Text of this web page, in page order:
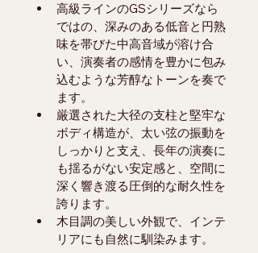
高級ラインのGSシリーズなら
ではの、深みのある低音と円熟
味を帯びた中高音域が溶け合
い、演奏者の感情を豊かに包み
込むような芳醇なトーンを奏で
ます。
厳選された大径の支柱と堅牢な
ボディ構造が、太い弦の振動を
しっかりと支え、長年の演奏に
も揺るがない安定感と、空間に
深く響き渡る圧倒的な耐久性を
誇ります。
木目調の美しい外観で、インテ
リアにも自然に馴染みます。